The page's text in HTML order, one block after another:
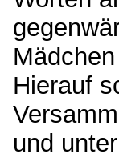
Hierauf
und